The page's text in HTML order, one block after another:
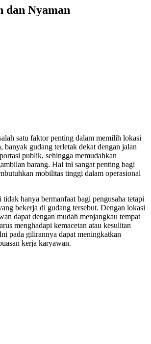
dan Nyaman
satu faktor penting dalam memilih lokasi
banyak gudang terletak dekat dengan jalan
publik, sehingga memudahkan
barang. Hal ini sangat penting bagi
mobilitas tinggi dalam operasional
hanya bermanfaat bagi pengusaha tetapi
bekerja di gudang tersebut. Dengan lokasi
dapat dengan mudah menjangkau tempat
menghadapi kemacetan atau kesulitan
pada gilirannya dapat meningkatkan
kerja karyawan.